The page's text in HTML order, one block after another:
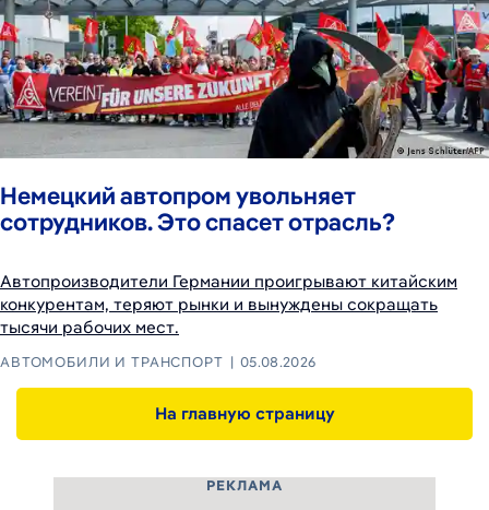
Немецкий автопром увольняет
сотрудников. Это спасет отрасль?
Автопроизводители Германии проигрывают китайским
конкурентам, теряют рынки и вынуждены сокращать
тысячи рабочих мест.
АВТОМОБИЛИ И ТРАНСПОРТ 05.08.2026
На главную страницу
РЕКЛАМА